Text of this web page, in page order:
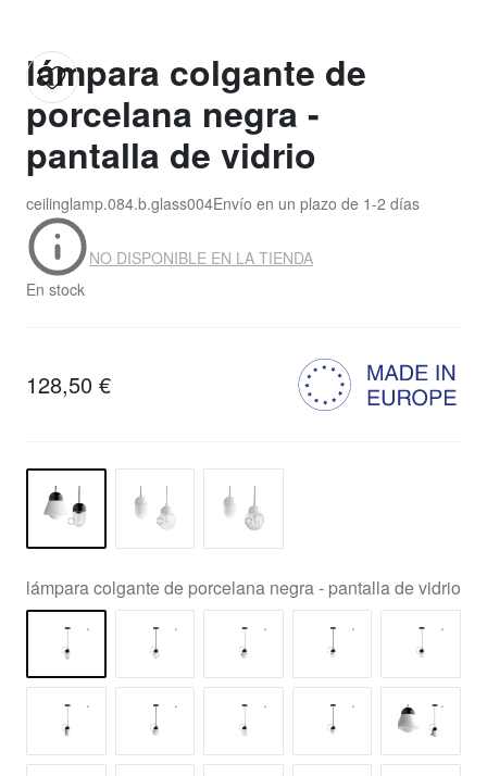
lámpara colgante de
porcelana negra -
pantalla de vidrio
ceilinglamp.084.b.glass004Envío en un plazo de 1-2 días
En stock
NO DISPONIBLE EN LA TIENDA
128,50 €
lámpara colgante de porcelana negra - pantalla de vidrio